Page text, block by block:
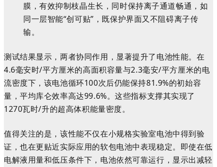
膜，有效抑制枝晶生长，同时保持离子通道畅通，如
同一层智能“创可贴”，既保护界面又不阻碍离子传
输。
测试结果显示，两者协同作用，显著提升了电池性能。在
4.6毫安时/平方厘米的高面积容量与2.3毫安/平方厘米的电
流密度下，该电池循环100次后仍能保持81.9%的初始容
量，平均库仑效率高达99.6%。这些指标支撑其实现了
1270瓦时/升的超高体积能量密度。
值得关注的是，该性能不仅在小规格实验室电池中得到验
证，也在更贴近实际应用的软包电池中表现稳定。即使在低
电解液用量和低压条件下，电池依然可靠运行，显示出减轻